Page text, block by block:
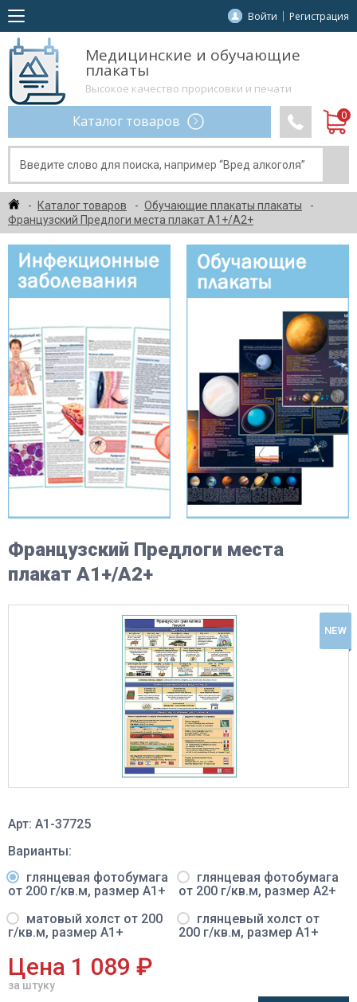
Войти Регистрация
Медицинские и обучающие
плакаты
Высокое качество прорисовки и печати
Каталог товаров
Каталог товаров
Обучающие плакаты плакаты
Французский Предлоги места плакат А1+/A2+
Французский Предлоги места
плакат А1+/A2+
NEW
Арт: A1-37725
Варианты:
глянцевая фотобумага
от 200 г/кв.м, размер A1+
глянцевая фотобумага
от 200 г/кв.м, размер A2+
матовый холст от 200
г/кв.м, размер A1+
глянцевый холст от
200 г/кв.м, размер A1+
Цена 1 089 ₽
за штуку